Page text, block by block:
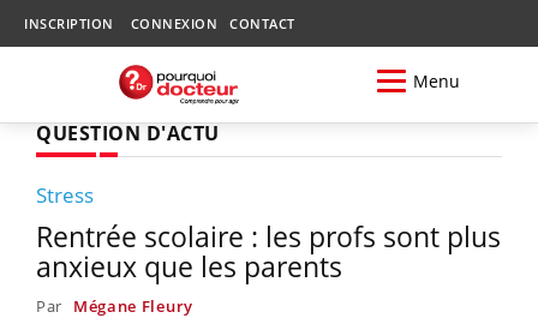
INSCRIPTION CONNEXION CONTACT
Menu
QUESTION D'ACTU
Stress
Rentrée scolaire : les profs sont plus
anxieux que les parents
Par Mégane Fleury